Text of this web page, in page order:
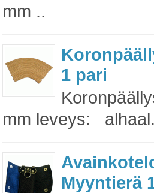
mm ..
1 pari
mm leveys:
Myyntierä